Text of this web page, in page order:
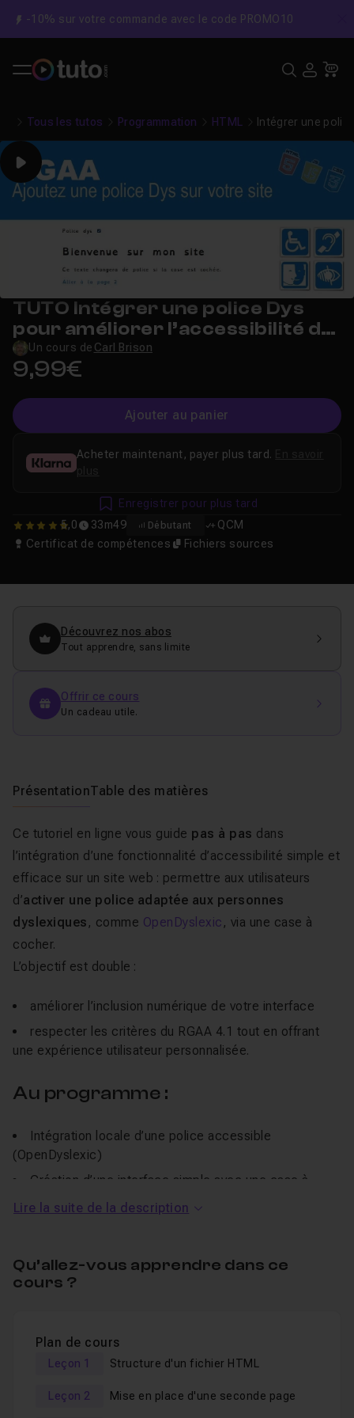
-10% sur votre commande avec le code PROMO10
Tous les tutos Programmation HTML Intégrer une
Play
TUTO Intégrer une police Dys
pour améliorer l’accessibilité de
votre site
Un cours de Carl Brison
9,99€
Ajouter au panier
5 5,0 33m49 Débutant
QCM
Certificat de compétences
Fichiers sources
Acheter maintenant, payer plus tard.
plus
Enregistrer pour plus tard
Découvrez nos abos
Tout apprendre, sans limite
Offrir ce cours
Un cadeau utile.
PrésentationTable des matières
Ce tutoriel en ligne vous guide pas à pas dans
l’intégration d’une fonctionnalité d’accessibilité simple et
efficace sur un site web : permettre aux utilisateurs
d’activer une police adaptée aux personnes
dyslexiques , comme OpenDyslexic , via une case à
cocher.
L’objectif est double :
améliorer l’inclusion numérique de votre interface
respecter les critères du RGAA 4.1 tout en offrant
une expérience utilisateur personnalisée.
Au programme :
Intégration locale d’une police accessible
(OpenDyslexic)
Création d’une interface simple avec une case à
cocher
Utilisation de localStorage pour conserver le choix
de l’utilisateur
Prérequis :
Lire la suite de la description
Qu’allez-vous apprendre dans ce
cours ?
Plan de cours
Leçon 1 Structure d'un fichier HTML
Leçon 2 Mise en place d'une seconde page